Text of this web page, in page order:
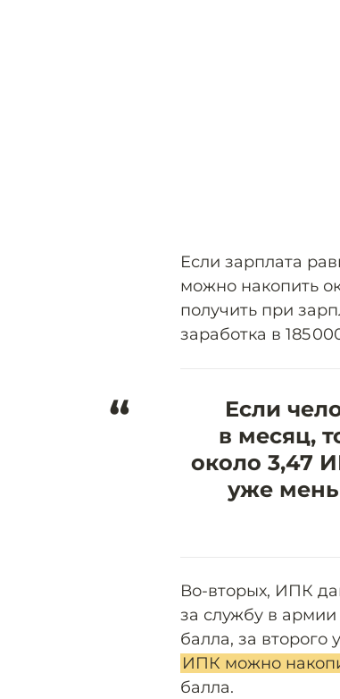
Если зарплата
можно накопить
получить при
заработка в 185
“
Если
в месяц,
около 3,47
уже
Во-вторых, ИПК
за службу в армии
балла, за второго
ИПК можно
балла.